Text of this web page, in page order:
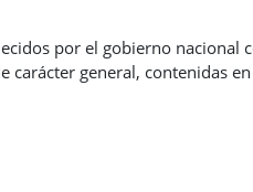
por el gobierno nacional
carácter general, contenidas